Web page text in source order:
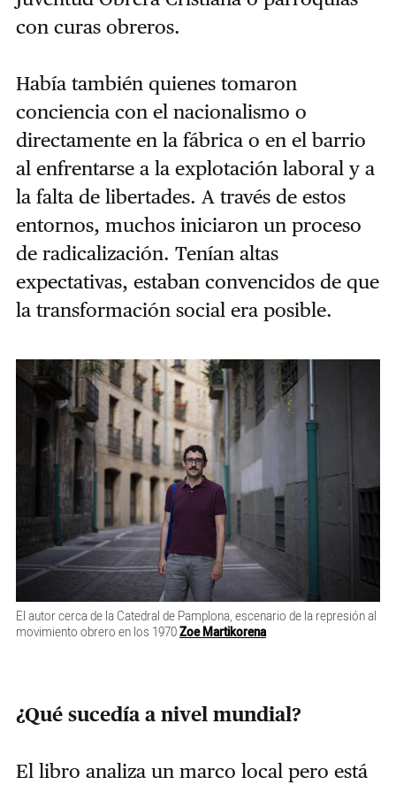
con curas obreros.
Había también quienes tomaron
conciencia con el nacionalismo o
directamente en la fábrica o en el barrio
al enfrentarse a la explotación laboral y a
la falta de libertades. A través de estos
entornos, muchos iniciaron un proceso
de radicalización. Tenían altas
expectativas, estaban convencidos de que
la transformación social era posible.
El autor cerca de la Catedral de Pamplona, escenario de la represión al
movimiento obrero en los 1970Zoe Martikorena
¿Qué sucedía a nivel mundial?
El libro analiza un marco local pero está